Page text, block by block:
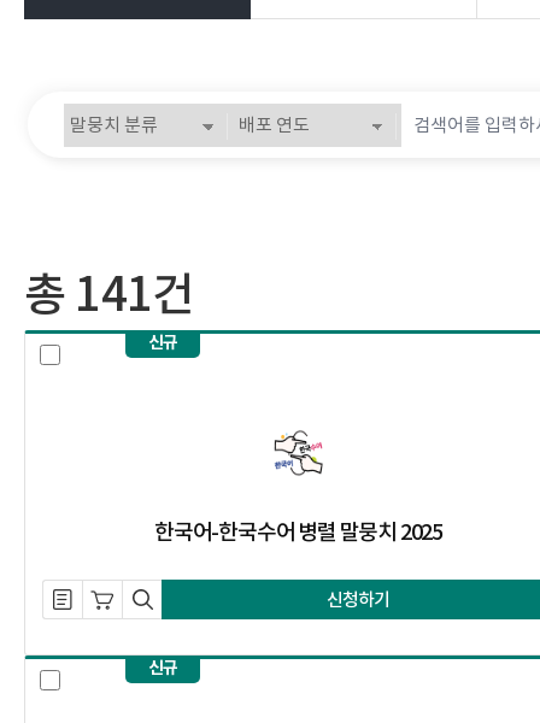
말뭉치 분류 검색
배포 연도 검색
검색어 입력
총 141건
신규
한국어-한국수어 병렬 말뭉치 2025
설명 자료 내려받기
장바구니 담기
미리보기 신청하기
신규